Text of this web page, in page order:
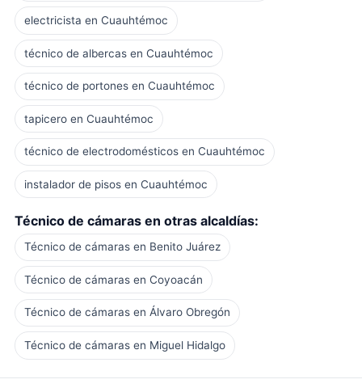
electricista en Cuauhtémoc
técnico de albercas en Cuauhtémoc
técnico de portones en Cuauhtémoc
tapicero en Cuauhtémoc
técnico de electrodomésticos en Cuauhtémoc
instalador de pisos en Cuauhtémoc
Técnico de cámaras en otras alcaldías:
Técnico de cámaras en Benito Juárez
Técnico de cámaras en Coyoacán
Técnico de cámaras en Álvaro Obregón
Técnico de cámaras en Miguel Hidalgo